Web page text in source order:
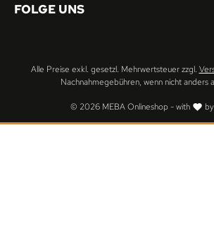
FOLGE UNS
© 2026 MEBA Onlineshop - with by
Alle Preise exkl. gesetzl. Mehrwertsteuer zzgl.
Nachnahmegebühren, wenn nicht anders